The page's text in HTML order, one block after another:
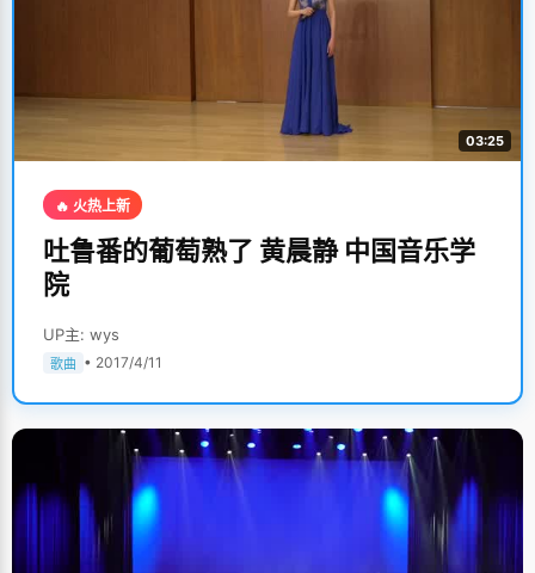
03:25
🔥 火热上新
吐鲁番的葡萄熟了 黄晨静 中国音乐学
院
UP主: wys
歌曲 • 2017/4/11